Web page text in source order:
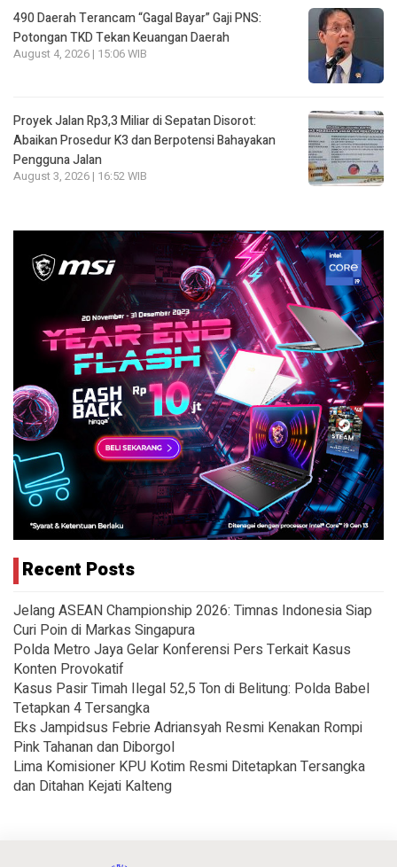
490 Daerah Terancam “Gagal Bayar” Gaji PNS:
Potongan TKD Tekan Keuangan Daerah
August 4, 2026 | 15:06 WIB
Proyek Jalan Rp3,3 Miliar di Sepatan Disorot:
Abaikan Prosedur K3 dan Berpotensi Bahayakan
Pengguna Jalan
August 3, 2026 | 16:52 WIB
Recent Posts
Jelang ASEAN Championship 2026: Timnas Indonesia Siap
Curi Poin di Markas Singapura
Polda Metro Jaya Gelar Konferensi Pers Terkait Kasus
Konten Provokatif
Kasus Pasir Timah Ilegal 52,5 Ton di Belitung: Polda Babel
Tetapkan 4 Tersangka
Eks Jampidsus Febrie Adriansyah Resmi Kenakan Rompi
Pink Tahanan dan Diborgol
Lima Komisioner KPU Kotim Resmi Ditetapkan Tersangka
dan Ditahan Kejati Kalteng